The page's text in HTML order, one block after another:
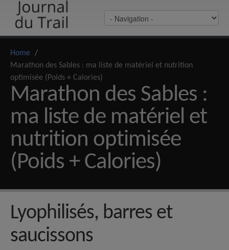
Home /
Marathon des Sables : ma liste de matériel et nutrition
optimisée (Poids + Calories)
Marathon des Sables :
ma liste de matériel et
nutrition optimisée
(Poids + Calories)
Lyophilisés, barres et
saucissons